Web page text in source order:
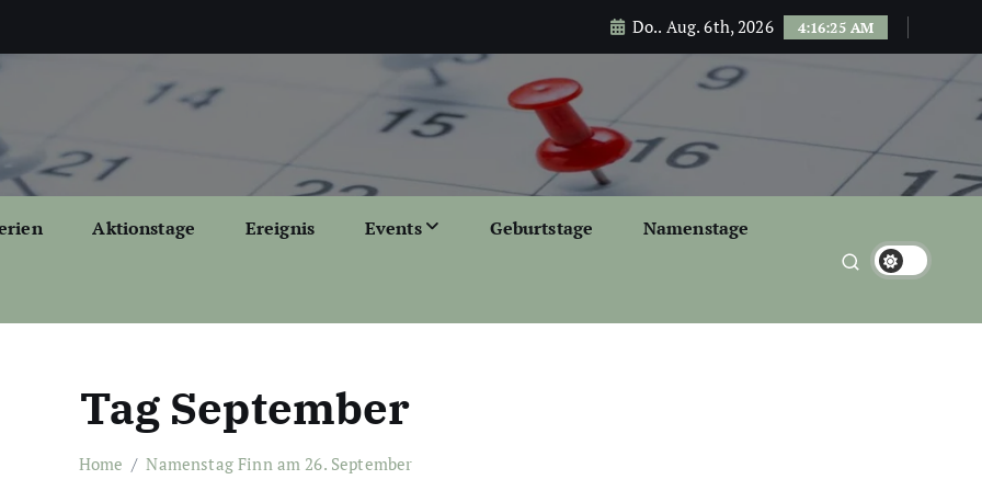
Do.. Aug. 6th, 2026 4:16:26 AM
Aktionstage Ereignis Events Geburtstage Namenstage
Tag September
Home Namenstag Finn am 26. September